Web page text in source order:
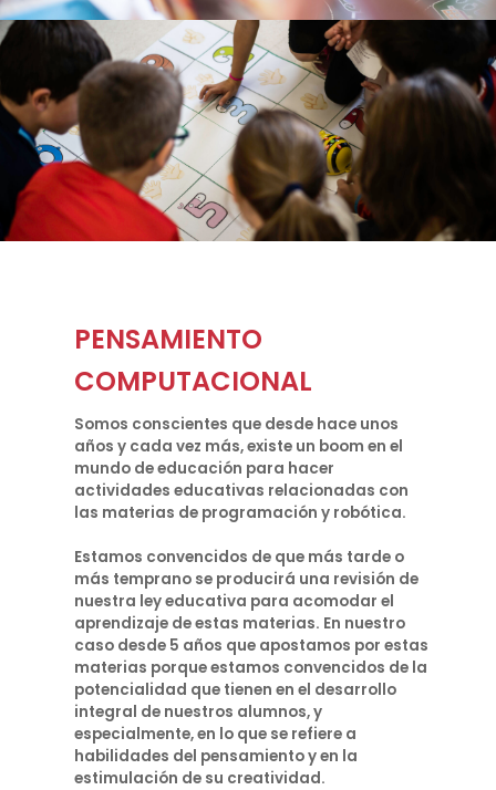
PENSAMIENTO
COMPUTACIONAL
Somos conscientes que desde hace unos
años y cada vez más, existe un boom en el
mundo de educación para hacer
actividades educativas relacionadas con
las materias de programación y robótica.
Estamos convencidos de que más tarde o
más temprano se producirá una revisión de
nuestra ley educativa para acomodar el
aprendizaje de estas materias. En nuestro
caso desde 5 años que apostamos por estas
materias porque estamos convencidos de la
potencialidad que tienen en el desarrollo
integral de nuestros alumnos, y
especialmente, en lo que se refiere a
habilidades del pensamiento y en la
estimulación de su creatividad.